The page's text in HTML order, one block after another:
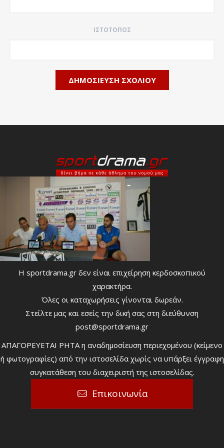
ΙΣΤΌΤΟΠΟΣ
Η sportdrama.gr δεν είναι επιχείρηση κερδοσκοπικού
χαρακτήρα.
Όλες οι καταχωρήσεις γίνονται δωρεάν.
Στείλτε μας και εσείς την δική σας στη διεύθυνση
post@sportdrama.gr
ΑΠΑΓΟΡΕΥΕΤΑΙ ΡΗΤΑ η αναδημοσίευση περιεχομένου (κείμενο
ή φωτογραφίες) από την ιστοσελίδα χωρίς να υπάρξει έγγραφη
συγκατάθεση του διαχειριστή της ιστοσελίδας.
Επικοινωνία